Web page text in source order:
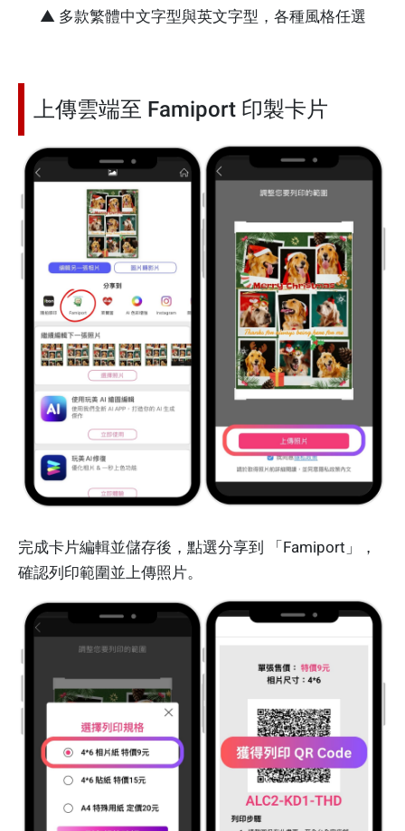
▲ 多款繁體中文字型與英文字型，各種風格任選
上傳雲端至 Famiport 印製卡片
完成卡片編輯並儲存後，點選分享到 「Famiport」，
確認列印範圍並上傳照片。